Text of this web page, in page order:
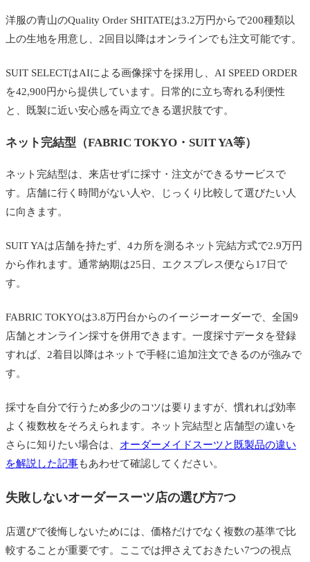
洋服の青山のQuality Order SHITATEは3.2万円からで200種類以
上の生地を用意し、2回目以降はオンラインでも注文可能です。
SUIT SELECTはAIによる画像採寸を採用し、AI SPEED ORDER
を42,900円から提供しています。日常的に立ち寄れる利便性
と、既製に近い安心感を両立できる選択肢です。
ネット完結型（FABRIC TOKYO・SUIT YA等）
ネット完結型は、来店せずに採寸・注文ができるサービスで
す。店舗に行く時間がない人や、じっくり比較して選びたい人
に向きます。
SUIT YAは店舗を持たず、4カ所を測るネット完結方式で2.9万円
から作れます。通常納期は25日、エクスプレス便なら17日で
す。
FABRIC TOKYOは3.8万円台からのイージーオーダーで、全国9
店舗とオンライン採寸を併用できます。一度採寸データを登録
すれば、2着目以降はネットで手軽に追加注文できるのが強みで
す。
採寸を自分で行うため多少のコツは要りますが、慣れれば効率
よく複数枚をそろえられます。ネット完結型と店舗型の違いを
さらに知りたい場合は、 オーダーメイドスーツと既製品の違い
を解説した記事もあわせて確認してください。
失敗しないオーダースーツ店の選び方7つ
店選びで後悔しないためには、価格だけでなく複数の基準で比
較することが重要です。ここでは押さえておきたい7つの視点